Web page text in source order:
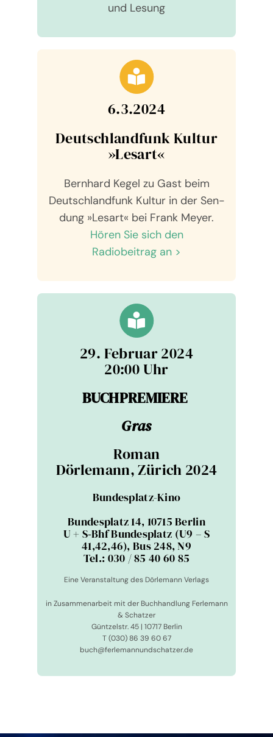
und Lesung
6.3.2024
Deutsch­land­funk Kul­tur
»Les­art«
Bernhard Kegel zu Gast beim
Deutsch­land­funk Kul­tur in der Sen­
dung »Les­art« bei Frank Meyer.
Hören Sie sich den
Radio­bei­trag an >
29. Februar 2024
20:00 Uhr
BUCHPREMIERE
Gras
Roman
Dör­le­mann, Zürich 2024
Bun­des­platz-Kino
Bun­des­platz 14, 10715 Berlin
U + S‑Bhf Bun­des­platz (U9 – S
41,42,46), Bus 248, N9
Tel.: 030 / 85 40 60 85
Eine Ver­an­stal­tung des Dör­le­mann Ver­lags
in Zusam­men­ar­beit mit der Buch­hand­lung Fer­le­mann
& Schat­zer
Günt­zel­str. 45 | 10717 Berlin
T (030) 86 39 60 67
buch@ferlemannundschatzer.de